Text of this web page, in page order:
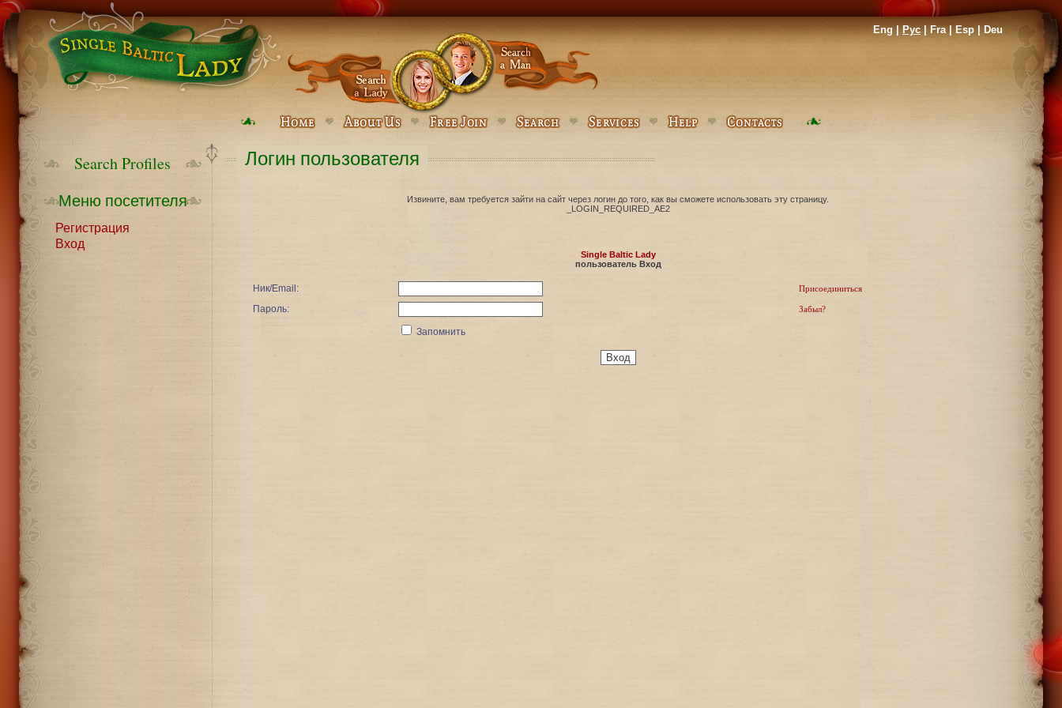
Eng| Рус|Fra|Esp | Deu
Search Profiles
Меню посетителя
Регистрация
Вход
Логин пользователя
Извините, вам требуется зайти на сайт через логин до того, как вы сможете использовать эту страницу.
_LOGIN_REQUIRED_AE2
Single Baltic Lady
пользователь Вход
Ник/Email: Присоединиться
Пароль: Забыл?
Запомнить